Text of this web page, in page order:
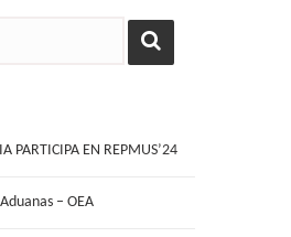
PARTICIPA EN REPMUS’24
– OEA